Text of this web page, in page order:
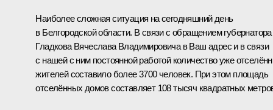
Наиболее сложная ситуация на сегодняшний день
в Белгородской области. В связи с обращением губернатора
Гладкова Вячеслава Владимировича в Ваш адрес и в связи
с нашей с ним постоянной работой количество уже
жителей составило более 3700 человек. При этом площадь
отселённых домов составляет 108 тысяч квадратных